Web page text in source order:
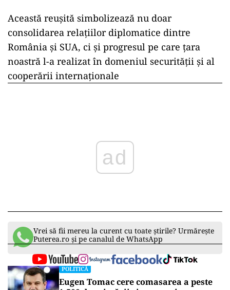
Această reușită simbolizează nu doar
consolidarea relațiilor diplomatice dintre
România și SUA, ci și progresul pe care țara
noastră l-a realizat în domeniul securității și al
cooperării internaționale
ad
Vrei să fii mereu la curent cu toate știrile? Urmărește
Puterea.ro și pe canalul de WhatsApp
POLITICĂ
Eugen Tomac cere comasarea a peste